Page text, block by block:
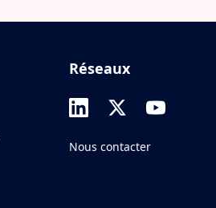
Réseaux
Nous contacter